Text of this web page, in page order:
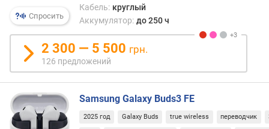
я
B
l
u
e
t
o
o
t
Спросить
Кабель: круглый
Аккумулятор: до 250 ч
2 300 — 5 500 грн.
126 предложений
Samsung Galaxy Buds3 FE
2025 год Galaxy Buds true wireless переводчик